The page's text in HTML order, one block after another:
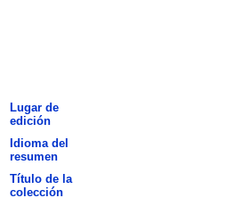
Lugar de
edición
Idioma del
resumen
Título de la
colección